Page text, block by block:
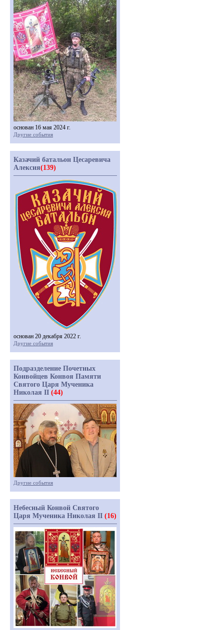
основан 16 мая 2024 г.
Другие события
Казачий батальон Цесаревича
Алексия(139)
основан 20 декабря 2022 г.
Другие события
Подразделение Почетных
Конвойцев Конвоя Памяти
Святого Царя Мученика
Николая II (44)
Другие события
Небесный Конвой Святого
Царя Мученика Николая II (16)